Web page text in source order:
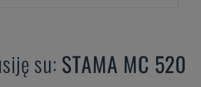
su: STAMA MC 520